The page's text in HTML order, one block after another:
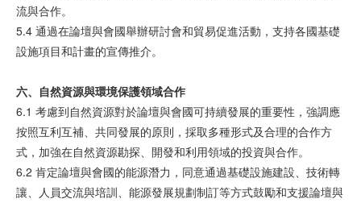
流與合作。
5.4 通過在論壇與會國舉辦研討會和貿易促進活動，支持各國基礎
設施項目和計畫的宣傳推介。
六、自然資源與環境保護領域合作
6.1 考慮到自然資源對於論壇與會國可持續發展的重要性，強調應
按照互利互補、共同發展的原則，採取多種形式及合理的合作方
式，加強在自然資源勘探、開發和利用領域的投資與合作。
6.2 肯定論壇與會國的能源潛力，同意通過基礎設施建設、技術轉
讓、人員交流與培訓、能源發展規劃制訂等方式鼓勵和支援論壇與